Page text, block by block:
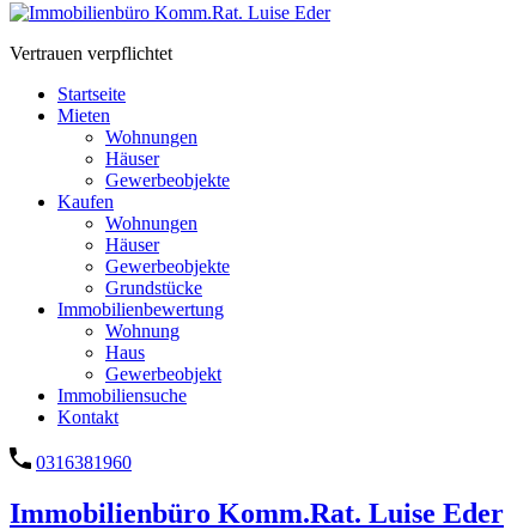
Vertrauen verpflichtet
Startseite
Mieten
Wohnungen
Häuser
Gewerbeobjekte
Kaufen
Wohnungen
Häuser
Gewerbeobjekte
Grundstücke
Immobilienbewertung
Wohnung
Haus
Gewerbeobjekt
Immobiliensuche
Kontakt
0316381960
Immobilienbüro Komm.Rat. Luise Eder